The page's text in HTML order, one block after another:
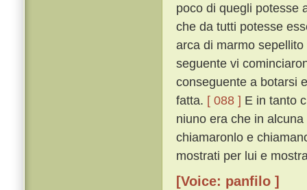
poco di quegli potesse
che da tutti potesse
arca di marmo
seguente vi
conseguente a botarsi
fatta. [ 088 ] E in tanto
niuno era che in
chiamaronlo e
mostrati per lui e
[Voice: panfilo ]